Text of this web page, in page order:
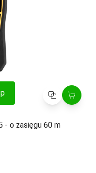
Porównaj
- o zasięgu 60 m